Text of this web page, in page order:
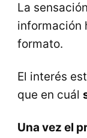
La
información
formato.
El interés
que en cuál
Una vez el